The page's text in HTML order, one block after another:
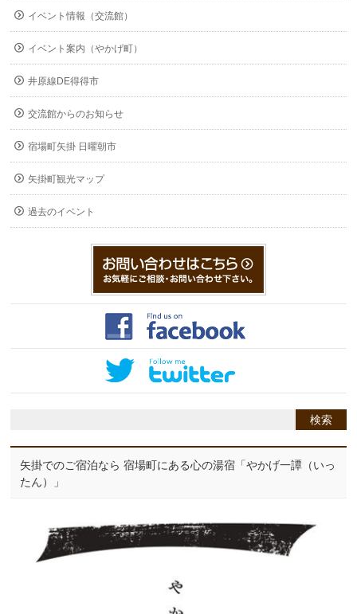
イベント情報（交流館）
イベント案内（やかげ町）
井原線DE得得市
交流館からのお知らせ
宿場町矢掛 日曜朝市
矢掛町観光マップ
過去のイベント
矢掛でのご宿泊なら 宿場町にある心の湯宿「やかげ一譚（いっ
たん）」